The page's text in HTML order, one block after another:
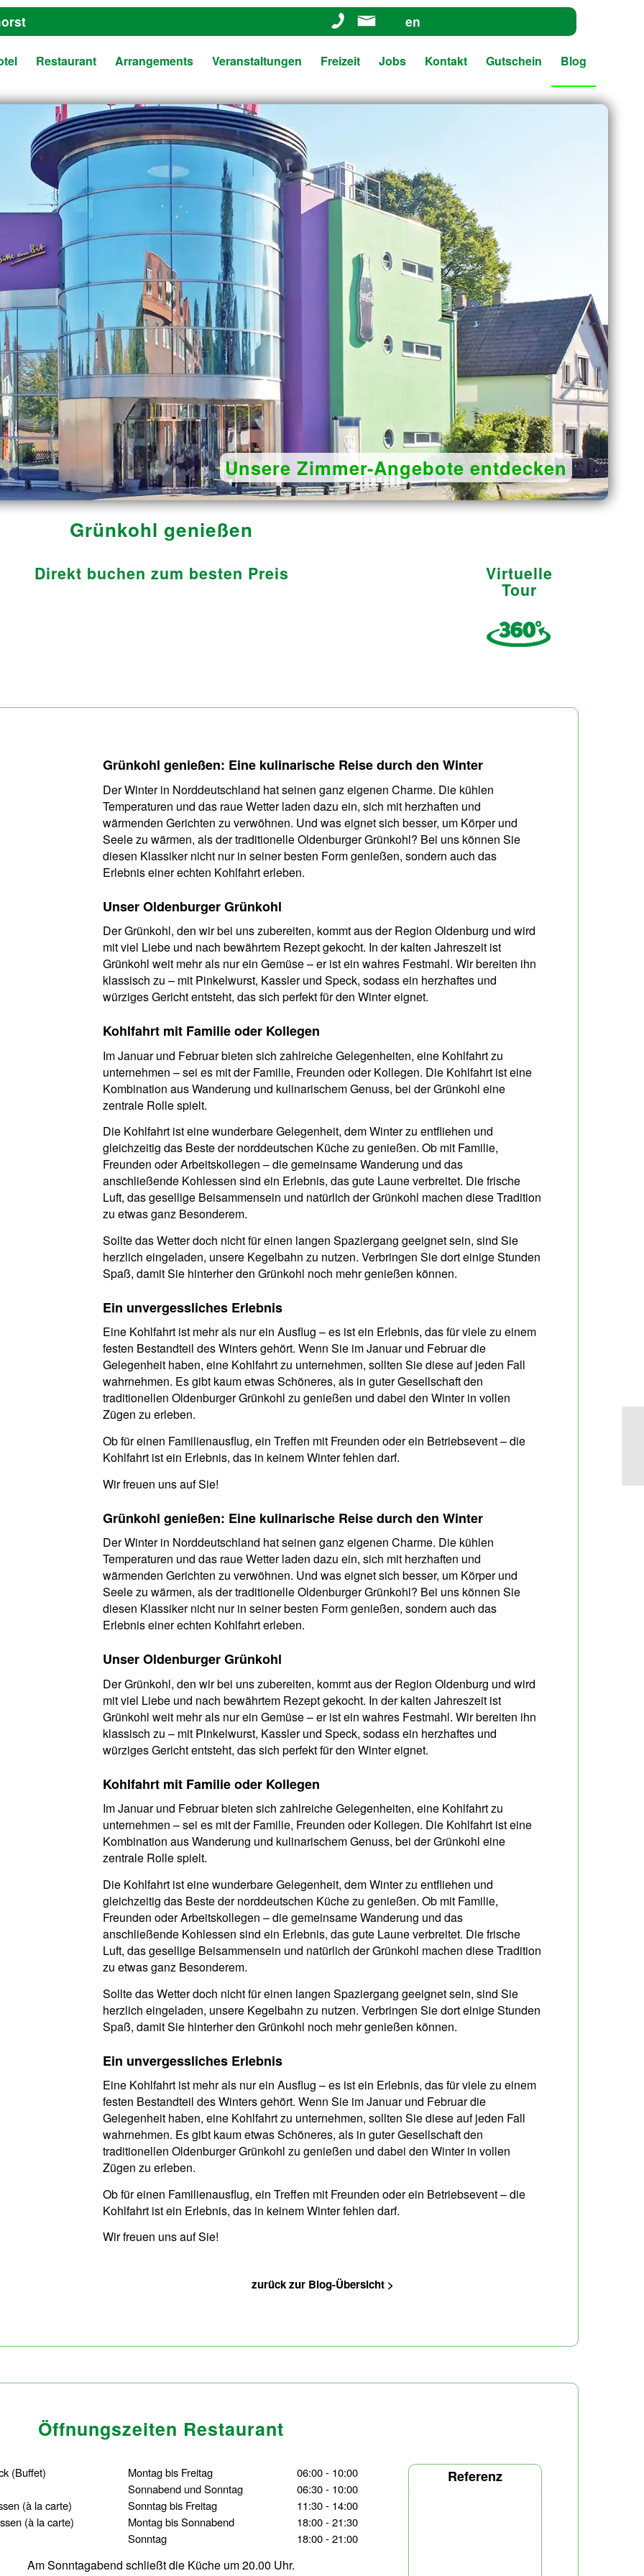
en
Restaurant Arrangements Veranstaltungen Freizeit Jobs Kontakt Gutschein Blog
Unsere Zimmer-Angebote entdecken
Grünkohl genießen
Direkt buchen zum besten Preis Virtuelle
Tour
Grünkohl genießen: Eine kulinarische Reise durch den Winter
Der Winter in Norddeutschland hat seinen ganz eigenen Charme. Die kühlen
Temperaturen und das raue Wetter laden dazu ein, sich mit herzhaften und
wärmenden Gerichten zu verwöhnen. Und was eignet sich besser, um Körper und
Seele zu wärmen, als der traditionelle Oldenburger Grünkohl? Bei uns können Sie
diesen Klassiker nicht nur in seiner besten Form genießen, sondern auch das
Erlebnis einer echten Kohlfahrt erleben.
Unser Oldenburger Grünkohl
Der Grünkohl, den wir bei uns zubereiten, kommt aus der Region Oldenburg und wird
mit viel Liebe und nach bewährtem Rezept gekocht. In der kalten Jahreszeit ist
Grünkohl weit mehr als nur ein Gemüse – er ist ein wahres Festmahl. Wir bereiten ihn
klassisch zu – mit Pinkelwurst, Kassler und Speck, sodass ein herzhaftes und
würziges Gericht entsteht, das sich perfekt für den Winter eignet.
Kohlfahrt mit Familie oder Kollegen
Im Januar und Februar bieten sich zahlreiche Gelegenheiten, eine Kohlfahrt zu
unternehmen – sei es mit der Familie, Freunden oder Kollegen. Die Kohlfahrt ist eine
Kombination aus Wanderung und kulinarischem Genuss, bei der Grünkohl eine
zentrale Rolle spielt.
Die Kohlfahrt ist eine wunderbare Gelegenheit, dem Winter zu entfliehen und
gleichzeitig das Beste der norddeutschen Küche zu genießen. Ob mit Familie,
Freunden oder Arbeitskollegen – die gemeinsame Wanderung und das
anschließende Kohlessen sind ein Erlebnis, das gute Laune verbreitet. Die frische
Luft, das gesellige Beisammensein und natürlich der Grünkohl machen diese Tradition
zu etwas ganz Besonderem.
Sollte das Wetter doch nicht für einen langen Spaziergang geeignet sein, sind Sie
herzlich eingeladen, unsere Kegelbahn zu nutzen. Verbringen Sie dort einige Stunden
Spaß, damit Sie hinterher den Grünkohl noch mehr genießen können.
Ein unvergessliches Erlebnis
Eine Kohlfahrt ist mehr als nur ein Ausflug – es ist ein Erlebnis, das für viele zu einem
festen Bestandteil des Winters gehört. Wenn Sie im Januar und Februar die
Gelegenheit haben, eine Kohlfahrt zu unternehmen, sollten Sie diese auf jeden Fall
wahrnehmen. Es gibt kaum etwas Schöneres, als in guter Gesellschaft den
traditionellen Oldenburger Grünkohl zu genießen und dabei den Winter in vollen
Zügen zu erleben.
Ob für einen Familienausflug, ein Treffen mit Freunden oder ein Betriebsevent – die
Kohlfahrt ist ein Erlebnis, das in keinem Winter fehlen darf.
Wir freuen uns auf Sie!
Grünkohl genießen: Eine kulinarische Reise durch den Winter
Der Winter in Norddeutschland hat seinen ganz eigenen Charme. Die kühlen
Temperaturen und das raue Wetter laden dazu ein, sich mit herzhaften und
wärmenden Gerichten zu verwöhnen. Und was eignet sich besser, um Körper und
Seele zu wärmen, als der traditionelle Oldenburger Grünkohl? Bei uns können Sie
diesen Klassiker nicht nur in seiner besten Form genießen, sondern auch das
Erlebnis einer echten Kohlfahrt erleben.
Unser Oldenburger Grünkohl
Der Grünkohl, den wir bei uns zubereiten, kommt aus der Region Oldenburg und wird
mit viel Liebe und nach bewährtem Rezept gekocht. In der kalten Jahreszeit ist
Grünkohl weit mehr als nur ein Gemüse – er ist ein wahres Festmahl. Wir bereiten ihn
klassisch zu – mit Pinkelwurst, Kassler und Speck, sodass ein herzhaftes und
würziges Gericht entsteht, das sich perfekt für den Winter eignet.
Kohlfahrt mit Familie oder Kollegen
Im Januar und Februar bieten sich zahlreiche Gelegenheiten, eine Kohlfahrt zu
unternehmen – sei es mit der Familie, Freunden oder Kollegen. Die Kohlfahrt ist eine
Kombination aus Wanderung und kulinarischem Genuss, bei der Grünkohl eine
zentrale Rolle spielt.
Die Kohlfahrt ist eine wunderbare Gelegenheit, dem Winter zu entfliehen und
gleichzeitig das Beste der norddeutschen Küche zu genießen. Ob mit Familie,
Freunden oder Arbeitskollegen – die gemeinsame Wanderung und das
anschließende Kohlessen sind ein Erlebnis, das gute Laune verbreitet. Die frische
Luft, das gesellige Beisammensein und natürlich der Grünkohl machen diese Tradition
zu etwas ganz Besonderem.
Sollte das Wetter doch nicht für einen langen Spaziergang geeignet sein, sind Sie
herzlich eingeladen, unsere Kegelbahn zu nutzen. Verbringen Sie dort einige Stunden
Spaß, damit Sie hinterher den Grünkohl noch mehr genießen können.
Ein unvergessliches Erlebnis
Eine Kohlfahrt ist mehr als nur ein Ausflug – es ist ein Erlebnis, das für viele zu einem
festen Bestandteil des Winters gehört. Wenn Sie im Januar und Februar die
Gelegenheit haben, eine Kohlfahrt zu unternehmen, sollten Sie diese auf jeden Fall
wahrnehmen. Es gibt kaum etwas Schöneres, als in guter Gesellschaft den
traditionellen Oldenburger Grünkohl zu genießen und dabei den Winter in vollen
Zügen zu erleben.
Ob für einen Familienausflug, ein Treffen mit Freunden oder ein Betriebsevent – die
Kohlfahrt ist ein Erlebnis, das in keinem Winter fehlen darf.
Wir freuen uns auf Sie!
zurück zur Blog-Übersicht >
Öffnungszeiten Restaurant
(Buffet)
(à la carte)
(à la carte)
Montag bis Freitag
Sonnabend und Sonntag
Sonntag bis Freitag
Montag bis Sonnabend
Sonntag
06:00 - 10:00
06:30 - 10:00
11:30 - 14:00
18:00 - 21:30
18:00 - 21:00
Am Sonntagabend schließt die Küche um 20.00 Uhr.
Referenz